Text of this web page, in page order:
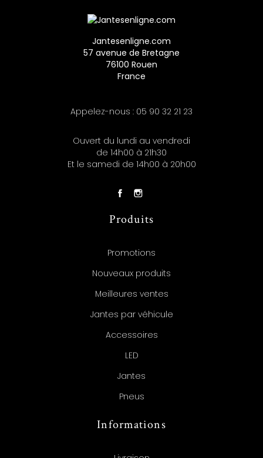
Jantesenligne.com
57 avenue de Bretagne
76100 Rouen
France
Appelez-nous : 05 90 32 21 23
Ouvert du lundi au vendredi
de 14h00 à 21h30
Et le samedi de 14h00 à 20h00
Produits
Promotions
Nouveaux produits
Meilleures ventes
Jantes par véhicule
Accessoires
LED
Jantes
Pneus
Informations